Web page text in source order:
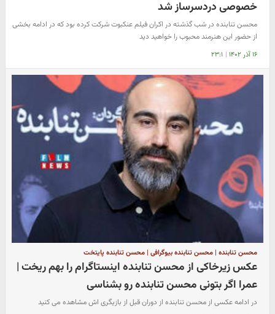
خصوصی دردسرساز شد
محسن تنابنده در شب گذشته در اکران فیلم عنکبوت شرکت کرده بود که در ادامه بخشی
از حضور این هنرمند محبوب را خواهید دید
۱۶ آذر ۱۴۰۲ | ۲۳:۱
محسن تنابنده | محسن تنابنده بیوگرافی | محسن تنابنده پایتخت
عکس زیرخاکی از محسن تنابنده اینستاگرام را بهم ریخت |
عمرا اگر بتونی محسن تنابنده رو بشناسی
در ادامه عکسی از محسن تنابنده از دوران قبل از بازیگری اش مشاهده می کنید